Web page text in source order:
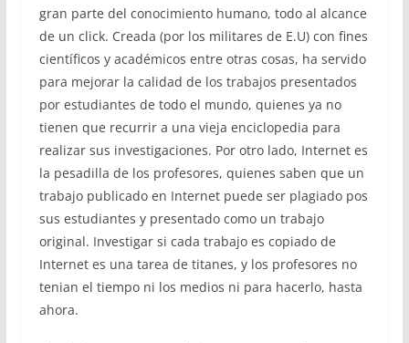
gran parte del conocimiento humano, todo al alcance
de un click. Creada (por los militares de E.U) con fines
científicos y académicos entre otras cosas, ha servido
para mejorar la calidad de los trabajos presentados
por estudiantes de todo el mundo, quienes ya no
tienen que recurrir a una vieja enciclopedia para
realizar sus investigaciones. Por otro lado, Internet es
la pesadilla de los profesores, quienes saben que un
trabajo publicado en Internet puede ser plagiado pos
sus estudiantes y presentado como un trabajo
original. Investigar si cada trabajo es copiado de
Internet es una tarea de titanes, y los profesores no
tenian el tiempo ni los medios ni para hacerlo, hasta
ahora.